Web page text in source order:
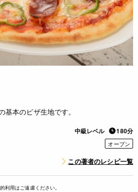
本のピザ生地です。
中級レベル 180分
オーブン
この著者のレシピ一覧
利用はご遠慮ください。